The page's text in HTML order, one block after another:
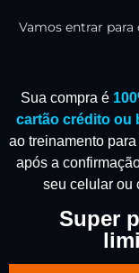
Vamos entrar para
Sua compra é
cartão crédito ou
ao treinamento
após a
seu celular ou
Super